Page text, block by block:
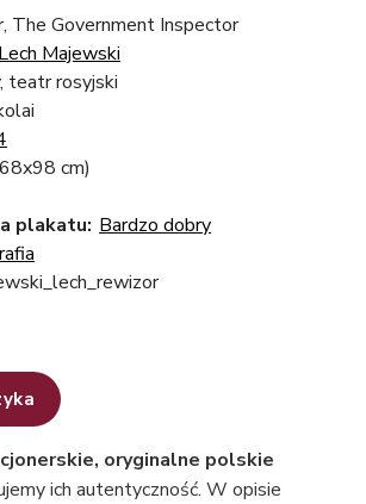
The Government Inspector
Lech Majewski
teatr rosyjski
cm)
plakatu: Bardzo dobry
oryginalne polskie
ich autentyczność. W opisie